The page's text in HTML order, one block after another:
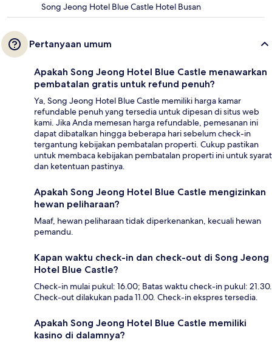
Song Jeong Hotel Blue Castle Hotel Busan
Pertanyaan umum
Apakah Song Jeong Hotel Blue Castle menawarkan
pembatalan gratis untuk refund penuh?
Ya, Song Jeong Hotel Blue Castle memiliki harga kamar
refundable penuh yang tersedia untuk dipesan di situs web
kami. Jika Anda memesan harga refundable, pemesanan ini
dapat dibatalkan hingga beberapa hari sebelum check-in
tergantung kebijakan pembatalan properti. Cukup pastikan
untuk membaca kebijakan pembatalan properti ini untuk syarat
dan ketentuan pastinya.
Apakah Song Jeong Hotel Blue Castle mengizinkan
hewan peliharaan?
Maaf, hewan peliharaan tidak diperkenankan, kecuali hewan
pemandu.
Kapan waktu check-in dan check-out di Song Jeong
Hotel Blue Castle?
Check-in mulai pukul: 16.00; Batas waktu check-in pukul: 21.30.
Check-out dilakukan pada 11.00. Check-in ekspres tersedia.
Apakah Song Jeong Hotel Blue Castle memiliki
kasino di dalamnya?